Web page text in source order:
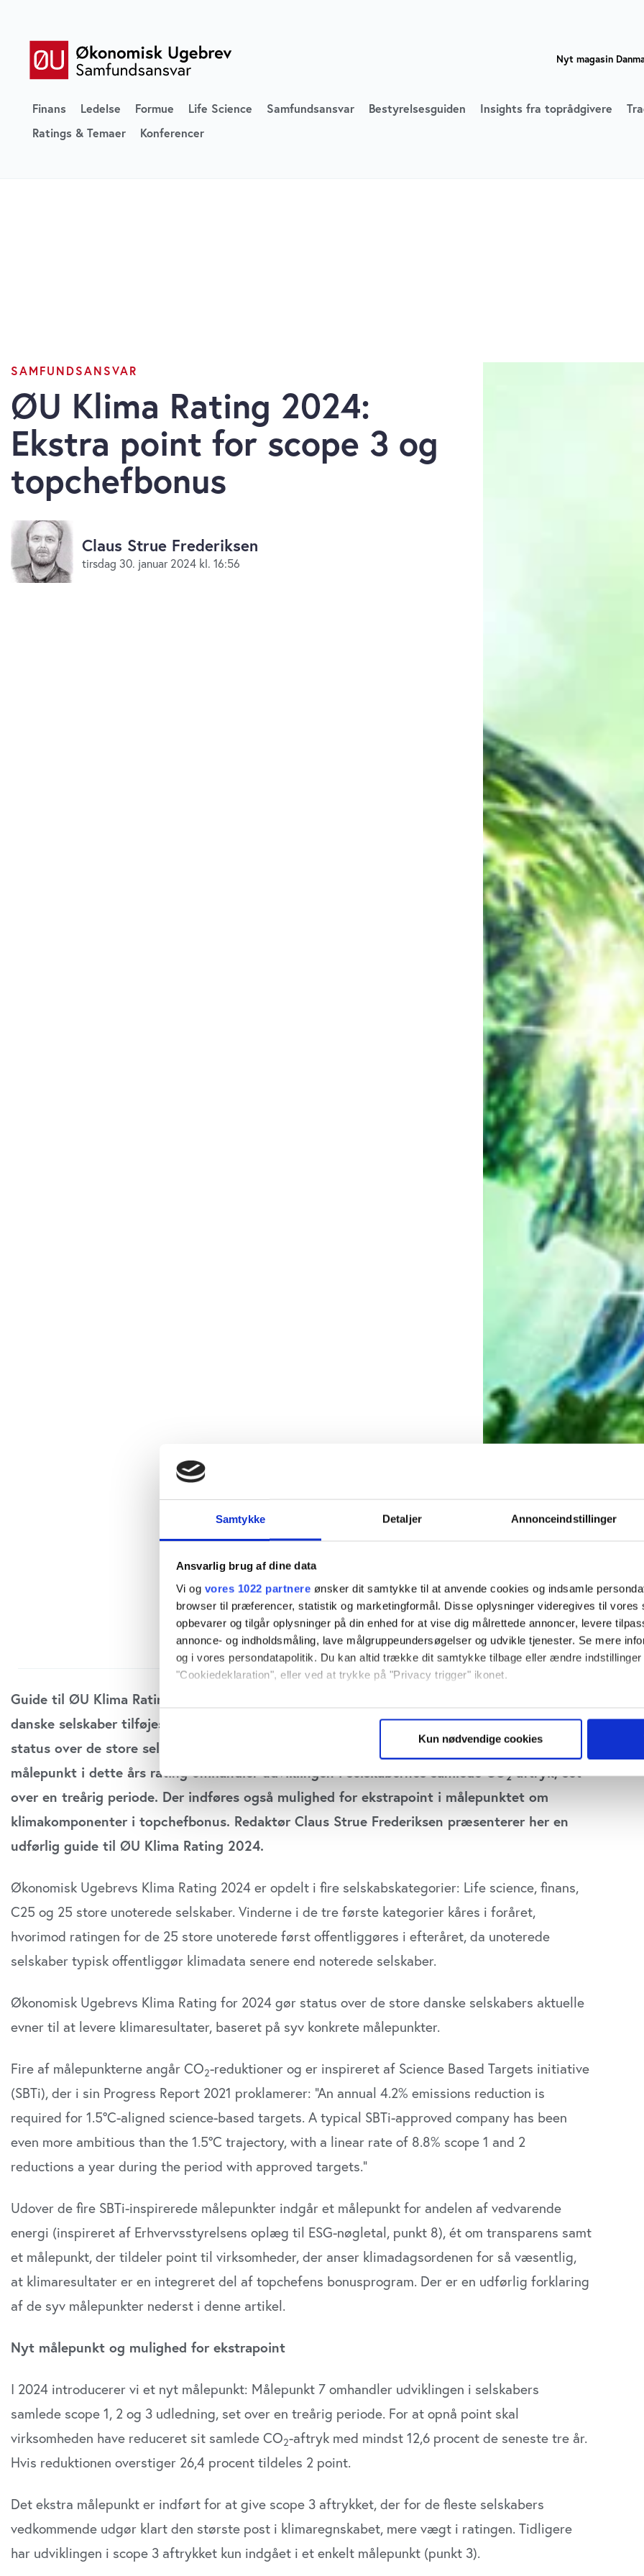
Samtykke Detaljer Annonceindstillinger
Ansvarlig brug af dine data
Vi og vores 1022 partnere ønsker dit samtykke til at anvende cookies og indsamle
browser til præferencer, statistik og marketingformål. Disse oplysninger videregives til vores
opbevarer og tilgår oplysninger på din enhed for at vise dig målrettede annoncer, levere
annonce- og indholdsmåling, lave målgruppeundersøgelser og udvikle tjenester. Se mere
og i vores persondatapolitik. Du kan altid trække dit samtykke tilbage eller ændre indstillinger
"Cookiedeklaration", eller ved at trykke på "Privacy trigger" ikonet.
Hvis du tillader det, vil vi også gerne:
Identificere din enhed baseret på en scanning af dens unikke karakteristika
Vi bruger cookies til at tilpasse vores indhold og annoncer, til at vise dig funktioner til sociale
vores trafik. Vi deler også oplysninger om din brug af vores website med vores partnere
dem, eller som de har indsamlet fra din brug af deres tjenester. Du samtykker til vores
Kun nødvendige cookies
Nyt magasin
Finans Ledelse Formue Life Science Samfundsansvar Bestyrelsesguiden Insights fra toprådgivere
Ratings & Temaer
Konferencer
SAMFUNDSANSVAR
ØU Klima Rating 2024:
Ekstra point for scope 3 og
topchefbonus
Claus Strue Frederiksen
tirsdag 30. januar 2024 kl. 16:56
Guide til ØU Klima Rating 2024: I forberedelsen af dette års Klima Rating for de 60 største
danske selskaber tilføjes et nyt målepunkt til vores ratingmodel, der har til formål at gøre
status over de store selskabers aktuelle evner til at levere klimaresultater. Det nye
målepunkt i dette års rating omhandler udviklingen i selskabernes samlede CO2-aftryk, set
over en treårig periode. Der indføres også mulighed for ekstrapoint i målepunktet om
klimakomponenter i topchefbonus. Redaktør Claus Strue Frederiksen præsenterer her en
udførlig guide til ØU Klima Rating 2024.
Økonomisk Ugebrevs Klima Rating 2024 er opdelt i fire selskabskategorier: Life science, finans,
C25 og 25 store unoterede selskaber. Vinderne i de tre første kategorier kåres i foråret,
hvorimod ratingen for de 25 store unoterede først offentliggøres i efteråret, da unoterede
selskaber typisk offentliggør klimadata senere end noterede selskaber.
Økonomisk Ugebrevs Klima Rating for 2024 gør status over de store danske selskabers aktuelle
evner til at levere klimaresultater, baseret på syv konkrete målepunkter.
Fire af målepunkterne angår CO2-reduktioner og er inspireret af Science Based Targets initiative
(SBTi), der i sin Progress Report 2021 proklamerer: “An annual 4.2% emissions reduction is
required for 1.5ºC-aligned science-based targets. A typical SBTi-approved company has been
even more ambitious than the 1.5ºC trajectory, with a linear rate of 8.8% scope 1 and 2
reductions a year during the period with approved targets.”
Udover de fire SBTi-inspirerede målepunkter indgår et målepunkt for andelen af vedvarende
energi (inspireret af Erhvervsstyrelsens oplæg til ESG-nøgletal, punkt 8), ét om transparens samt
et målepunkt, der tildeler point til virksomheder, der anser klimadagsordenen for så væsentlig,
at klimaresultater er en integreret del af topchefens bonusprogram. Der er en udførlig forklaring
af de syv målepunkter nederst i denne artikel.
Nyt målepunkt og mulighed for ekstrapoint
I 2024 introducerer vi et nyt målepunkt: Målepunkt 7 omhandler udviklingen i selskabers
samlede scope 1, 2 og 3 udledning, set over en treårig periode. For at opnå point skal
virksomheden have reduceret sit samlede CO2-aftryk med mindst 12,6 procent de seneste tre år.
Hvis reduktionen overstiger 26,4 procent tildeles 2 point.
Det ekstra målepunkt er indført for at give scope 3 aftrykket, der for de fleste selskabers
vedkommende udgør klart den største post i klimaregnskabet, mere vægt i ratingen. Tidligere
har udviklingen i scope 3 aftrykket kun indgået i et enkelt målepunkt (punkt 3).